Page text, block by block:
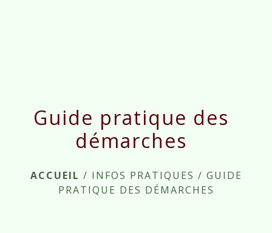
Guide pratique des
démarches
ACCUEIL / INFOS PRATIQUES / GUIDE
PRATIQUE DES DÉMARCHES